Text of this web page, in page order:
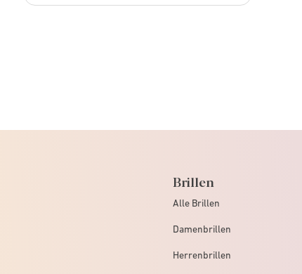
Brillen
Alle Brillen
Damenbrillen
Herrenbrillen